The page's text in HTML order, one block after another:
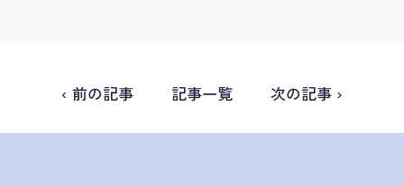
‹ 前の記事 記事一覧 次の記事 ›